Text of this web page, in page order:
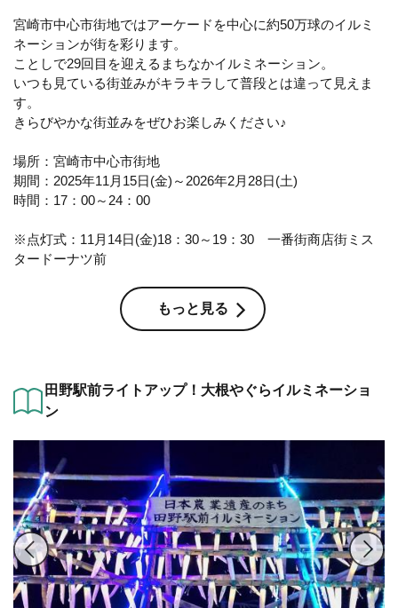
宮崎市中心市街地ではアーケードを中心に約50万球のイルミ
ネーションが街を彩ります。
ことしで29回目を迎えるまちなかイルミネーション。
いつも見ている街並みがキラキラして普段とは違って見えま
す。
きらびやかな街並みをぜひお楽しみください♪
場所：宮崎市中心市街地
期間：2025年11月15日(金)～2026年2月28日(土)
時間：17：00～24：00
※点灯式：11月14日(金)18：30～19：30 一番街商店街ミス
タードーナツ前
もっと見る
田野駅前ライトアップ！大根やぐらイルミネーショ
ン